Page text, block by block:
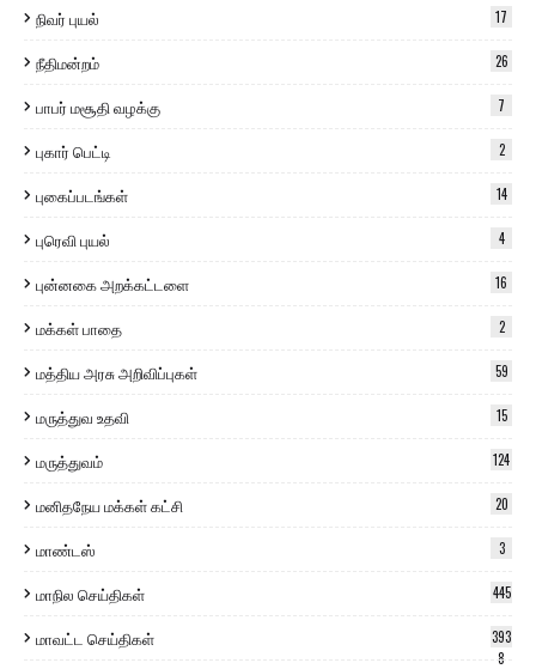
நிவர் புயல் 17
நீதிமன்றம் 26
பாபர் மசூதி வழக்கு 7
புகார் பெட்டி 2
புகைப்படங்கள் 14
புரெவி புயல் 4
புன்னகை அறக்கட்டளை 16
மக்கள் பாதை 2
மத்திய அரசு அறிவிப்புகள் 59
மருத்துவ உதவி 15
மருத்துவம் 124
மனிதநேய மக்கள் கட்சி 20
மாண்டஸ் 3
மாநில செய்திகள் 445
மாவட்ட செய்திகள்
393
8